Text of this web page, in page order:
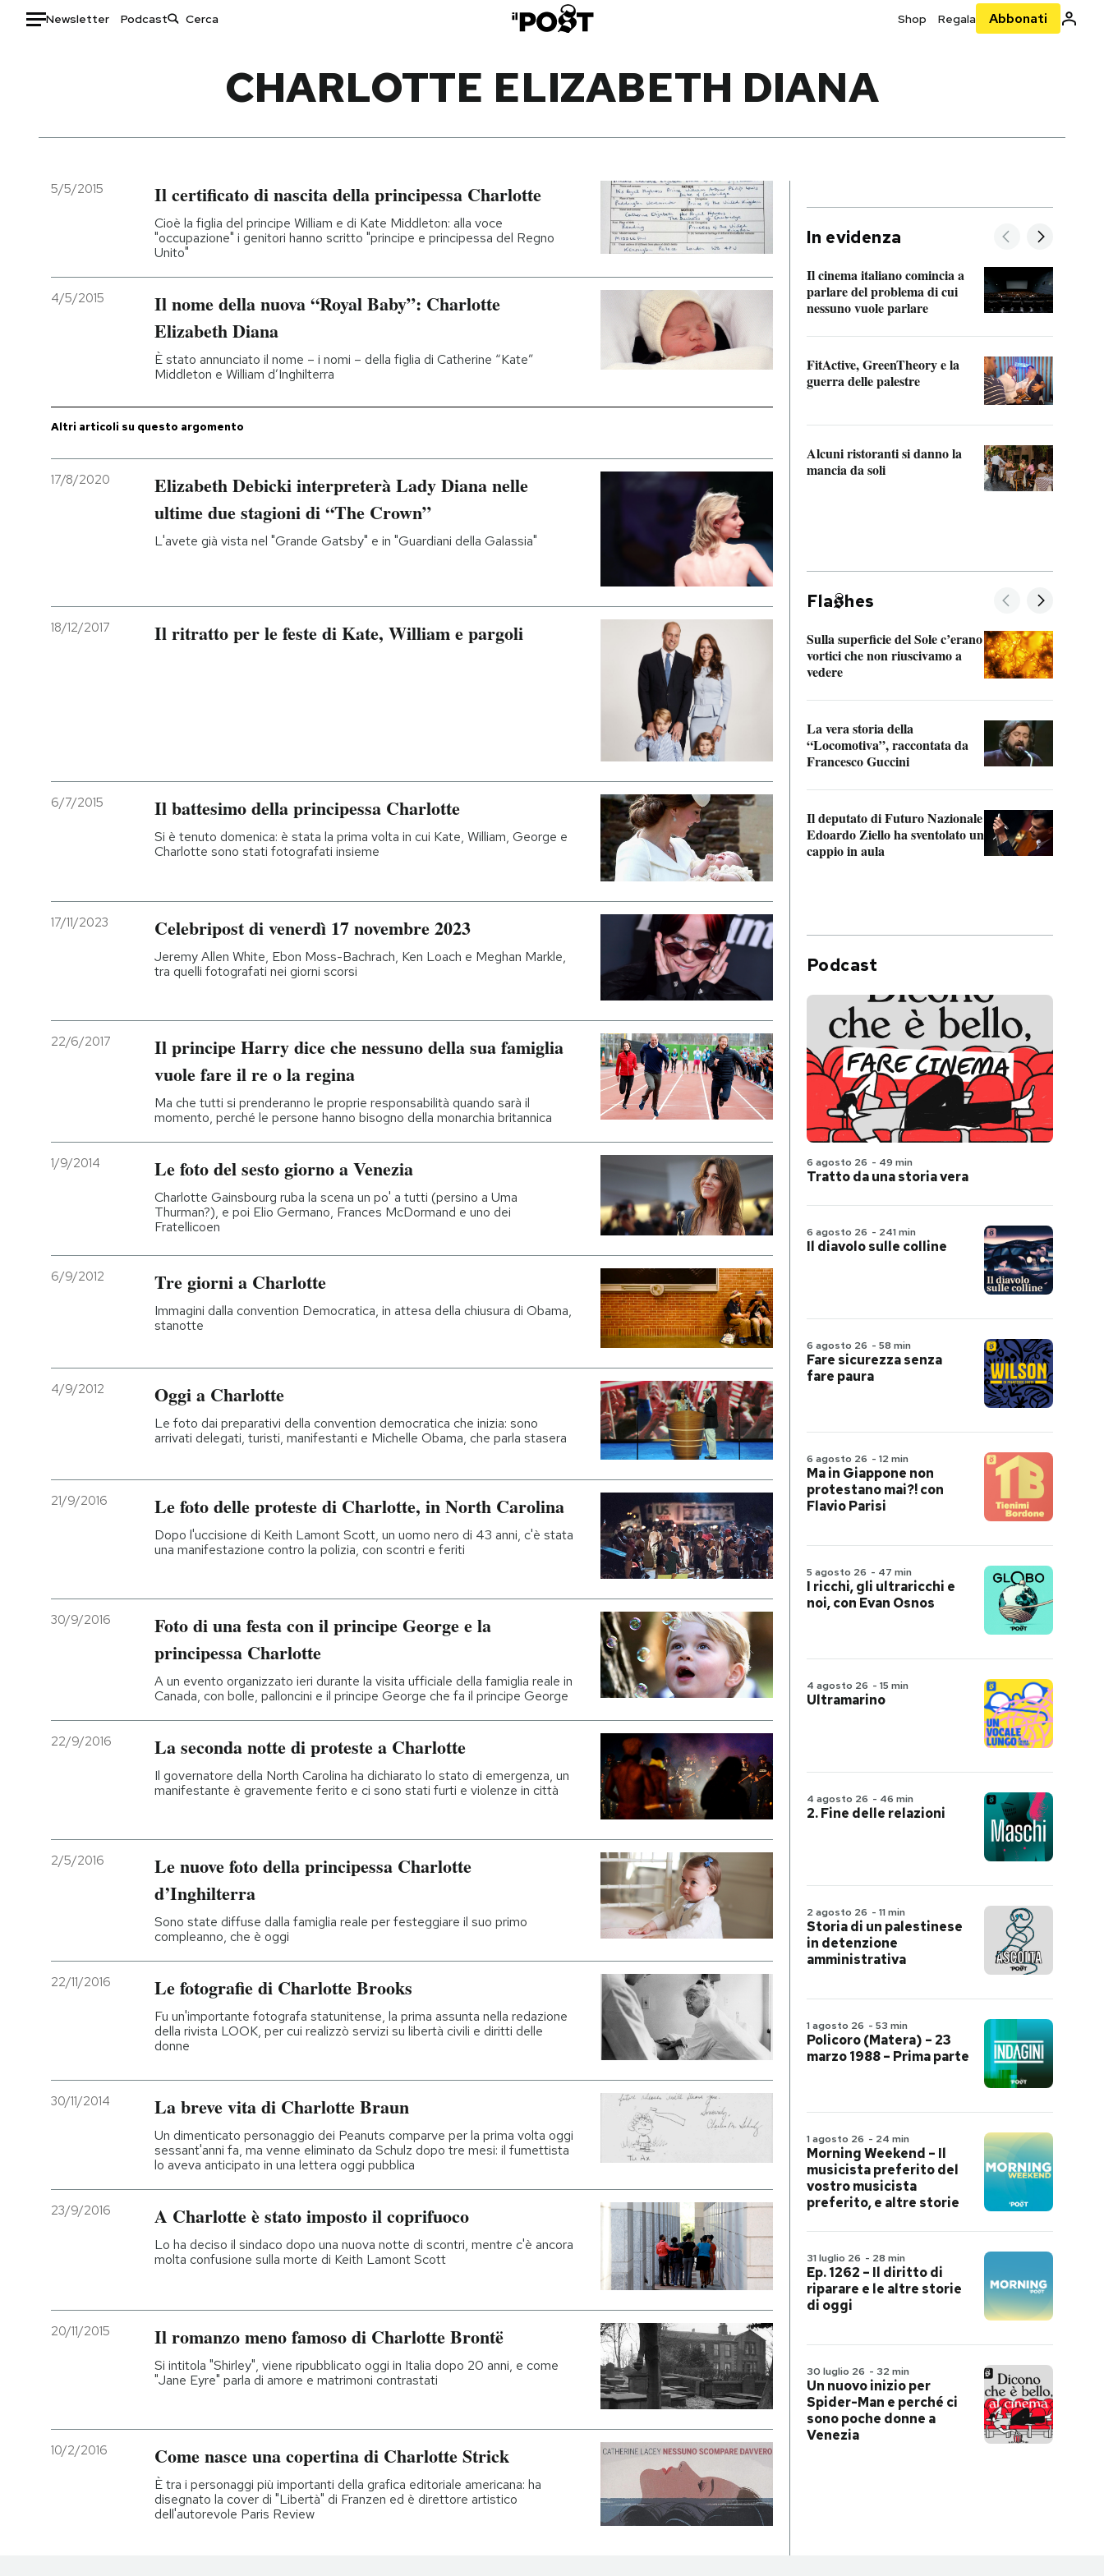
Newsletter Podcast Shop Regala Abbonati
Italia
Politica
Cultura
Economia
Moda
Ok Boomer!
Europa
Altrecose
Mondiali calcio 2026
NEWSLETTER
I MIEI PREFERITI
CHARLOTTE ELIZABETH DIANA
5/5/2015 Il certificato di nascita della principessa Charlotte
Cioè la figlia del principe William e di Kate Middleton: alla voce
"occupazione" i genitori hanno scritto "principe e principessa del Regno
Unito"
4/5/2015
Il nome della nuova “Royal Baby”: Charlotte
Elizabeth Diana
È stato annunciato il nome – i nomi – della figlia di Catherine “Kate”
Middleton e William d’Inghilterra
Altri articoli su questo argomento
17/8/2020
Elizabeth Debicki interpreterà Lady Diana nelle
ultime due stagioni di “The Crown”
L'avete già vista nel "Grande Gatsby" e in "Guardiani della Galassia"
18/12/2017 Il ritratto per le feste di Kate, William e pargoli
6/7/2015 Il battesimo della principessa Charlotte
Si è tenuto domenica: è stata la prima volta in cui Kate, William, George e
Charlotte sono stati fotografati insieme
17/11/2023 Celebripost di venerdì 17 novembre 2023
Jeremy Allen White, Ebon Moss-Bachrach, Ken Loach e Meghan Markle,
tra quelli fotografati nei giorni scorsi
22/6/2017
Il principe Harry dice che nessuno della sua famiglia
vuole fare il re o la regina
Ma che tutti si prenderanno le proprie responsabilità quando sarà il
momento, perché le persone hanno bisogno della monarchia britannica
1/9/2014 Le foto del sesto giorno a Venezia
Charlotte Gainsbourg ruba la scena un po' a tutti (persino a Uma
Thurman?), e poi Elio Germano, Frances McDormand e uno dei
Fratellicoen
6/9/2012 Tre giorni a Charlotte
Immagini dalla convention Democratica, in attesa della chiusura di Obama,
stanotte
4/9/2012 Oggi a Charlotte
Le foto dai preparativi della convention democratica che inizia: sono
arrivati delegati, turisti, manifestanti e Michelle Obama, che parla stasera
21/9/2016 Le foto delle proteste di Charlotte, in North Carolina
Dopo l'uccisione di Keith Lamont Scott, un uomo nero di 43 anni, c'è stata
una manifestazione contro la polizia, con scontri e feriti
30/9/2016
Foto di una festa con il principe George e la
principessa Charlotte
A un evento organizzato ieri durante la visita ufficiale della famiglia reale in
Canada, con bolle, palloncini e il principe George che fa il principe George
22/9/2016 La seconda notte di proteste a Charlotte
Il governatore della North Carolina ha dichiarato lo stato di emergenza, un
manifestante è gravemente ferito e ci sono stati furti e violenze in città
2/5/2016
Le nuove foto della principessa Charlotte
d’Inghilterra
Sono state diffuse dalla famiglia reale per festeggiare il suo primo
compleanno, che è oggi
22/11/2016 Le fotografie di Charlotte Brooks
Fu un'importante fotografa statunitense, la prima assunta nella redazione
della rivista LOOK, per cui realizzò servizi su libertà civili e diritti delle
donne
30/11/2014 La breve vita di Charlotte Braun
Un dimenticato personaggio dei Peanuts comparve per la prima volta oggi
sessant'anni fa, ma venne eliminato da Schulz dopo tre mesi: il fumettista
lo aveva anticipato in una lettera oggi pubblica
23/9/2016 A Charlotte è stato imposto il coprifuoco
Lo ha deciso il sindaco dopo una nuova notte di scontri, mentre c'è ancora
molta confusione sulla morte di Keith Lamont Scott
20/11/2015 Il romanzo meno famoso di Charlotte Brontë
Si intitola "Shirley", viene ripubblicato oggi in Italia dopo 20 anni, e come
"Jane Eyre" parla di amore e matrimoni contrastati
10/2/2016 Come nasce una copertina di Charlotte Strick
È tra i personaggi più importanti della grafica editoriale americana: ha
disegnato la cover di "Libertà" di Franzen ed è direttore artistico
dell'autorevole Paris Review
In evidenza
Il cinema italiano comincia a
parlare del problema di cui
nessuno vuole parlare
FitActive, GreenTheory e la
guerra delle palestre
Alcuni ristoranti si danno la
mancia da soli
Fla hes
Sulla superficie del Sole c’erano
vortici che non riuscivamo a
vedere
La vera storia della
“Locomotiva”, raccontata da
Francesco Guccini
Il deputato di Futuro Nazionale
Edoardo Ziello ha sventolato un
cappio in aula
Podcast
6 agosto 26 - 49 min
Tratto da una storia vera
6 agosto 26 - 241 min
Il diavolo sulle colline
6 agosto 26 - 58 min
Fare sicurezza senza
fare paura
6 agosto 26 - 12 min
Ma in Giappone non
protestano mai?! con
Flavio Parisi
5 agosto 26 - 47 min
I ricchi, gli ultraricchi e
noi, con Evan Osnos
4 agosto 26 - 15 min
Ultramarino
4 agosto 26 - 46 min
2. Fine delle relazioni
2 agosto 26 - 11 min
Storia di un palestinese
in detenzione
amministrativa
1 agosto 26 - 53 min
Policoro (Matera) – 23
marzo 1988 – Prima parte
1 agosto 26 - 24 min
Morning Weekend – Il
musicista preferito del
vostro musicista
preferito, e altre storie
31 luglio 26 - 28 min
Ep. 1262 – Il diritto di
riparare e le altre storie
di oggi
30 luglio 26 - 32 min
Un nuovo inizio per
Spider-Man e perché ci
sono poche donne a
Venezia